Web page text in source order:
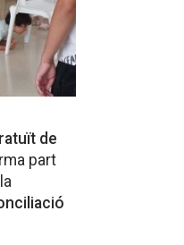
de
part